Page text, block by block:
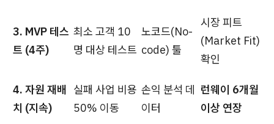
3. MVP 테스
트 (4주)
최소 고객 10
명 대상 테스트
노코드(No-
code) 툴
시장 피트
(Market Fit)
확인
4. 자원 재배
치 (지속)
실패 사업 비용
50% 이동
손익 분석 데
이터
런웨이 6개월
이상 연장